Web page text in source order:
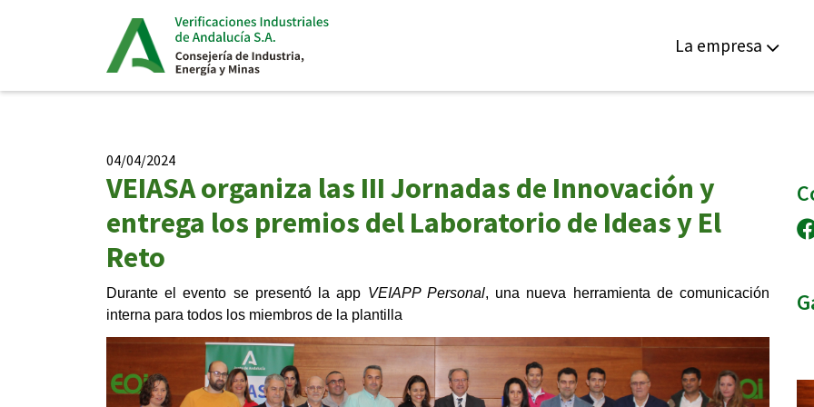
La empresa
04/04/2024
VEIASA organiza las III Jornadas de Innovación y
entrega los premios del Laboratorio de Ideas y El
Reto
Durante el evento se presentó la app VEIAPP Personal, una nueva herramienta de comunicación
interna para todos los miembros de la plantilla